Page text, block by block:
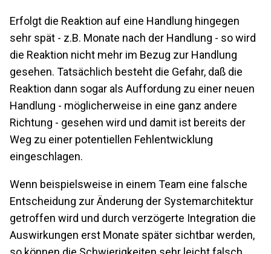
Erfolgt die Reaktion auf eine Handlung hingegen
sehr spät - z.B. Monate nach der Handlung - so wird
die Reaktion nicht mehr im Bezug zur Handlung
gesehen. Tatsächlich besteht die Gefahr, daß die
Reaktion dann sogar als Auffordung zu einer neuen
Handlung - möglicherweise in eine ganz andere
Richtung - gesehen wird und damit ist bereits der
Weg zu einer potentiellen Fehlentwicklung
eingeschlagen.
Wenn beispielsweise in einem Team eine falsche
Entscheidung zur Änderung der Systemarchitektur
getroffen wird und durch verzögerte Integration die
Auswirkungen erst Monate später sichtbar werden,